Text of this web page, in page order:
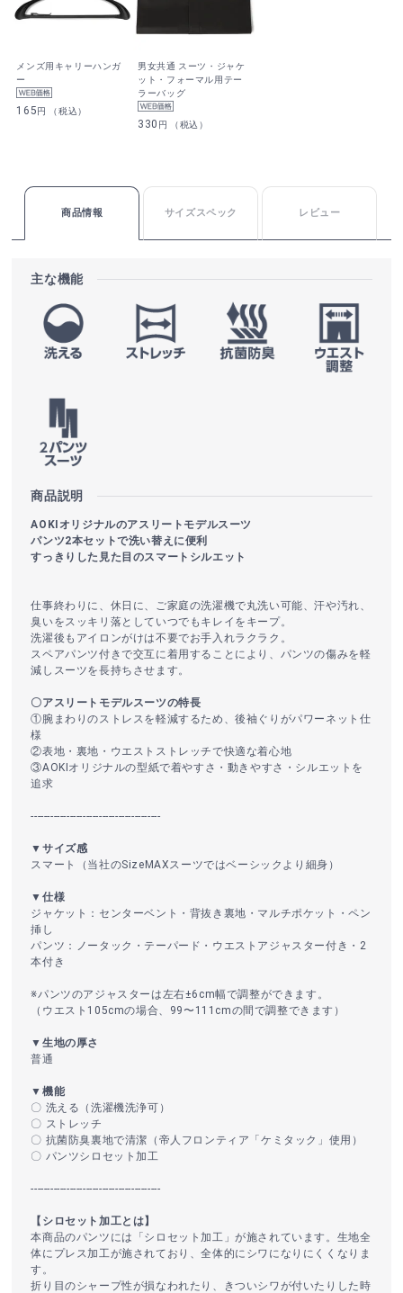
メンズ用キャリーハンガ
ー
165円 （税込）
男女共通 スーツ・ジャケ
ット・フォーマル用テー
ラーバッグ
330 円 （税込）
商品情報 サイズスペック レビュー
主な機能
商品説明
AOKIオリジナルのアスリートモデルスーツ
パンツ2本セットで洗い替えに便利
すっきりした見た目のスマートシルエット
仕事終わりに、休日に、ご家庭の洗濯機で丸洗い可能、汗や汚れ、
臭いをスッキリ落としていつでもキレイをキープ。
洗濯後もアイロンがけは不要でお手入れラクラク。
スペアパンツ付きで交互に着用することにより、パンツの傷みを軽
減しスーツを長持ちさせます。
〇アスリートモデルスーツの特長
①腕まわりのストレスを軽減するため、後袖ぐりがパワーネット仕
様
②表地・裏地・ウエストストレッチで快適な着心地
③AOKIオリジナルの型紙で着やすさ・動きやすさ・シルエットを
追求
----------------------------------------
▼サイズ感
スマート（当社のSizeMAXスーツではベーシックより細身）
▼仕様
ジャケット：センターベント・背抜き裏地・マルチポケット・ペン
挿し
パンツ：ノータック・テーパード・ウエストアジャスター付き・2
本付き
※パンツのアジャスターは左右±6cm幅で調整ができます。
（ウエスト105cmの場合、99〜111cmの間で調整できます）
▼生地の厚さ
普通
▼機能
〇 洗える（洗濯機洗浄可）
〇 ストレッチ
〇 抗菌防臭裏地で清潔（帝人フロンティア「ケミタック」使用）
〇 パンツシロセット加工
----------------------------------------
【シロセット加工とは】
本商品のパンツには「シロセット加工」が施されています。生地全
体にプレス加工が施されており、全体的にシワになりにくくなりま
す。
折り目のシャープ性が損なわれたり、きついシワが付いたりした時